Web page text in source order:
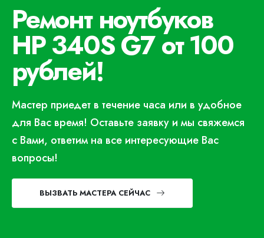
Ремонт ноутбуков
HP 340S G7 от 100
рублей!
Мастер приедет в течение часа или в удобное
для Вас время! Оставьте заявку и мы свяжемся
с Вами, ответим на все интересующие Вас
вопросы!
ВЫЗВАТЬ МАСТЕРА СЕЙЧАС